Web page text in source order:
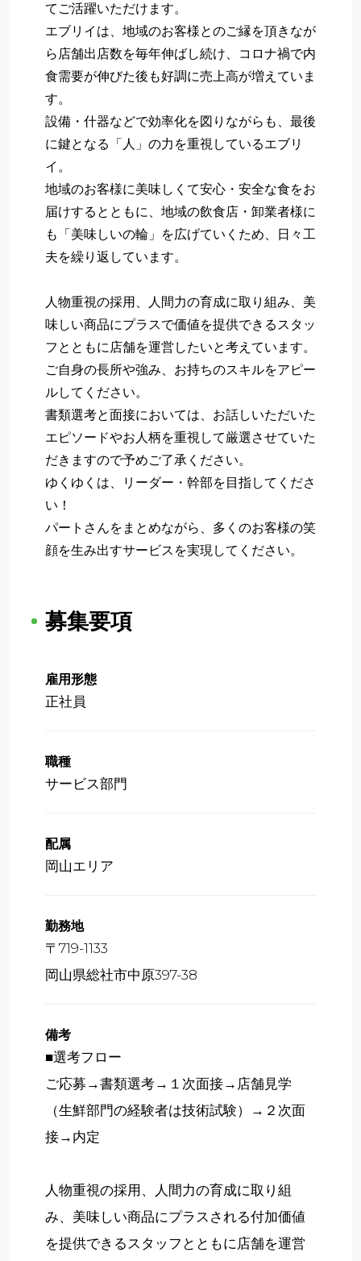
てご活躍いただけます。
エブリイは、地域のお客様とのご縁を頂きなが
ら店舗出店数を毎年伸ばし続け、コロナ禍で内
食需要が伸びた後も好調に売上高が増えていま
す。
設備・什器などで効率化を図りながらも、最後
に鍵となる「人」の力を重視しているエブリ
イ。
地域のお客様に美味しくて安心・安全な食をお
届けするとともに、地域の飲食店・卸業者様に
も「美味しいの輪」を広げていくため、日々工
夫を繰り返しています。
人物重視の採用、人間力の育成に取り組み、美
味しい商品にプラスで価値を提供できるスタッ
フとともに店舗を運営したいと考えています。
ご自身の長所や強み、お持ちのスキルをアピー
ルしてください。
書類選考と面接においては、お話しいただいた
エピソードやお人柄を重視して厳選させていた
だきますので予めご了承ください。
ゆくゆくは、リーダー・幹部を目指してくださ
い！
パートさんをまとめながら、多くのお客様の笑
顔を生み出すサービスを実現してください。
募集要項
雇用形態
正社員
職種
サービス部門
配属
岡山エリア
勤務地
〒719-1133
岡山県総社市中原397-38
備考
■選考フロー
ご応募→書類選考→１次面接→店舗見学
（生鮮部門の経験者は技術試験）→２次面
接→内定
人物重視の採用、人間力の育成に取り組
み、美味しい商品にプラスされる付加価値
を提供できるスタッフとともに店舗を運営